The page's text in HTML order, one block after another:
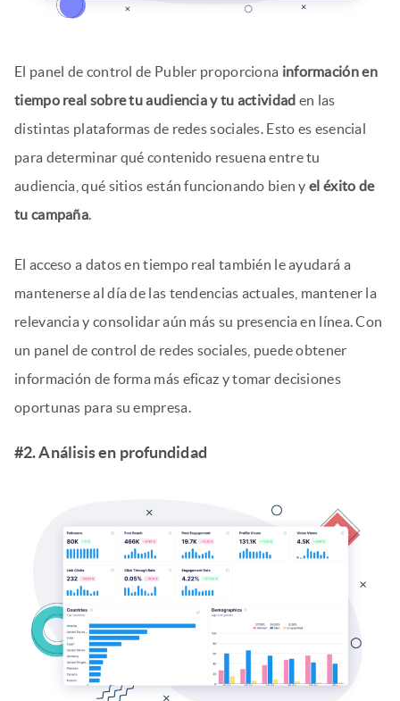
El panel de control de Publer proporciona información en
tiempo real sobre tu audiencia y tu actividad en las
distintas plataformas de redes sociales. Esto es esencial
para determinar qué contenido resuena entre tu
audiencia, qué sitios están funcionando bien yel éxito de
tu campaña
El acceso a datos en tiempo real también le ayudará a
mantenerse al día de las tendencias actuales, mantener la
relevancia y consolidar aún más su presencia en línea. Con
un panel de control de redes sociales, puede obtener
información de forma más eficaz y tomar decisiones
oportunas para su empresa.
#2. Análisis en profundidad